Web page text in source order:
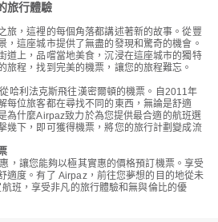
旅行體驗
旅，這裡的每個角落都講述著新的故事。從豐
，這座城市提供了無盡的發現和驚奇的機會。
道上，品嚐當地美食，沉浸在這座城市的獨特
旅程，找到完美的機票，讓您的旅程難忘。
哈利法克斯飛往漢密爾頓的機票。自2011年
每位旅客都在尋找不同的東西，無論是舒適
為什麼Airpaz致力於為您提供最合適的航班選
幾下，即可獲得機票，將您的旅行計劃變成流
，讓您能夠以極其實惠的價格預訂機票。享受
適度。有了 Airpaz，前往您夢想的目的地從未
班，享受非凡的旅行體驗和無與倫比的優